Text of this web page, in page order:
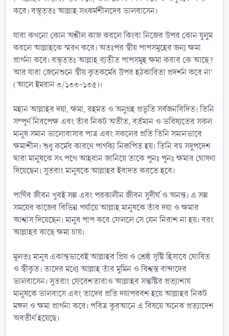
করে। বস্ত্ততঃ আল্লাহ সৎকর্মশীলদের ভালবাসেন।
যারা কখনো কোন অশ্লীল কাজ করলে কিংবা নিজের উপর কোন যুলুম
করলে আল্লাহকে স্মরণ করে। অতঃপর স্বীয় পাপসমূহের জন্য ক্ষমা
প্রার্থনা করে। বস্ত্ততঃ আল্লাহ ব্যতীত পাপসমূহ ক্ষমা করার কে আছে?
আর যারা জেনেশুনে স্বীয় কৃতকর্মের উপর হঠকারিতা প্রদর্শন করে না’
(আলে ইমরান ৩/১৩৩-১৩৫)।
মহান আল্লাহর দয়া, ক্ষমা, রহমত ও অনুগ্রহ প্রভৃতি সর্বজনবিদিত। তিনি
সম্পূর্ণ নিরপেক্ষ এবং তাঁর নিকট অতীত, বর্তমান ও ভবিষ্যতের সকল
মানুষ সমান ভালোবাসার পাত্র এবং সকলের প্রতি তিনি সমানভাবে
ক্ষমাশীল। শুধু কর্মের কারণে পার্থক্য নিরূপিত হয়। তিনি বহু সদুপদেশ
দ্বারা মানুষকে সৎ পথে আহবান জানিয়ে তাকে পুনঃ পুনঃ ক্ষমার ঘোষণা
দিয়েছেন। সুতরাং মানুষকে আল্লাহর ইবাদত করতে হবে।
পার্থিব জীবন খুবই সল্প এবং পরকালীন জীবন সুদীর্ঘ ও অনন্ত। এ সল্প
সময়ের কাজের বিভিন্ন পর্যায়ে আল্লাহ মানুষকে তাঁর দয়া ও ক্ষমার
আশ্বাস দিয়েছেন। মানুষ পাপ করে ফেললে সে যেন নিরাশ না হয়। বরং
আল্লাহর কাছে ক্ষমা চায়।
মূলতঃ মানুষ একান্তভাবেই আল্লাহর প্রিয় ও শ্রেষ্ঠ সৃষ্টি হিসাবে ঘোষিত
ও স্বীকৃত। তাদের মধ্যে আল্লাহ তাঁর মুমিন ও বিশ্বস্ত বান্দাদের
ভালবাসেন। সুতরাং ফেরেশতারাও আল্লাহর সন্তুষ্টির প্রত্যাশায়
মানুষকে ভালবাসে এবং তাদের প্রতি দয়াপরবশ হয়ে আল্লাহর নিকট
মঙ্গল ও ক্ষমা প্রার্থনা করে। পবিত্র কুরআনে এ বিষয়ে অনেক প্রত্যাদেশ
অবতীর্ণ হয়েছে।